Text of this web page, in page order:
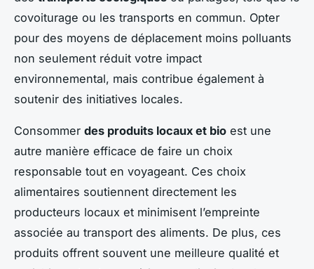
covoiturage ou les transports en commun. Opter
pour des moyens de déplacement moins polluants
non seulement réduit votre impact
environnemental, mais contribue également à
soutenir des initiatives locales.
Consommer des produits locaux et bio est une
autre manière efficace de faire un choix
responsable tout en voyageant. Ces choix
alimentaires soutiennent directement les
producteurs locaux et minimisent l’empreinte
associée au transport des aliments. De plus, ces
produits offrent souvent une meilleure qualité et